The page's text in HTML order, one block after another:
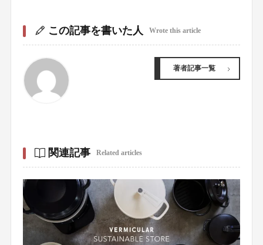
この記事を書いた人 Wrote this article
著者記事一覧
関連記事 Related articles